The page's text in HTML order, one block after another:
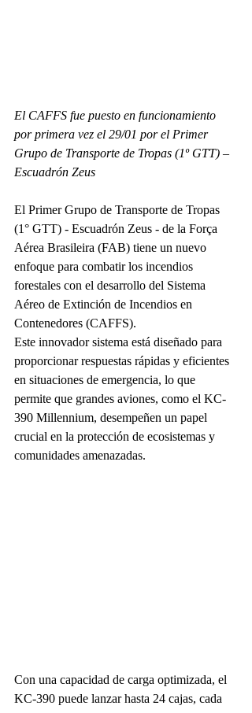
El CAFFS fue puesto en funcionamiento
por primera vez el 29/01 por el Primer
Grupo de Transporte de Tropas (1º GTT) –
Escuadrón Zeus
El Primer Grupo de Transporte de Tropas
(1° GTT) - Escuadrón Zeus - de la Força
Aérea Brasileira (FAB) tiene un nuevo
enfoque para combatir los incendios
forestales con el desarrollo del Sistema
Aéreo de Extinción de Incendios en
Contenedores (CAFFS).
Este innovador sistema está diseñado para
proporcionar respuestas rápidas y eficientes
en situaciones de emergencia, lo que
permite que grandes aviones, como el KC-
390 Millennium, desempeñen un papel
crucial en la protección de ecosistemas y
comunidades amenazadas.
Con una capacidad de carga optimizada, el
KC-390 puede lanzar hasta 24 cajas, cada